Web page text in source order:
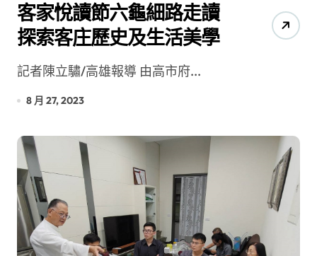
客家悅讀節六龜細路走讀
探索客庄歷史及生活美學
記者陳立驌/高雄報導 由高市府...
8 月 27, 2023